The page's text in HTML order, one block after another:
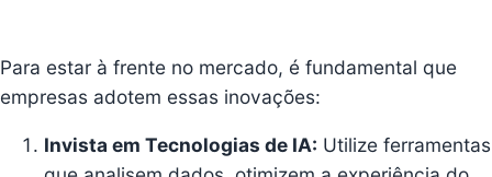
Para estar à frente no mercado, é fundamental que
empresas adotem essas inovações:
Invista em Tecnologias de IA: Utilize ferramentas